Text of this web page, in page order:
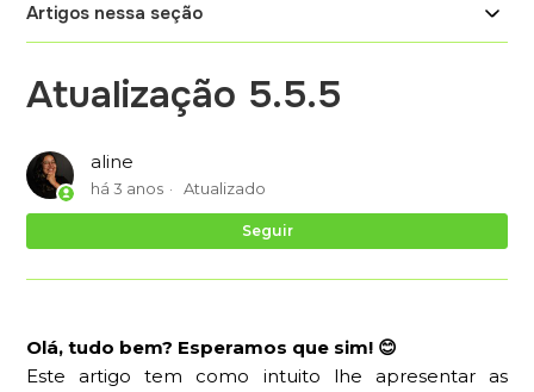
Artigos nessa seção
Atualização 5.5.5
aline
há 3 anos Atualizado
Seguir
Olá, tudo bem? Esperamos que sim! 😊
Este artigo tem como intuito lhe apresentar as